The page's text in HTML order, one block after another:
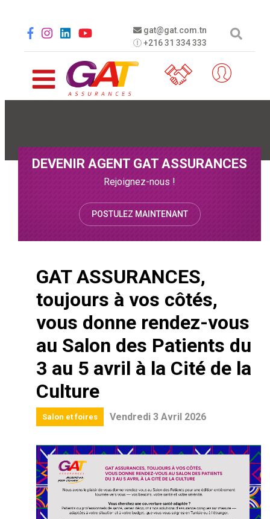
gat@gat.com.tn
+216 31 334 333
Social menu
DEVENIR AGENT GAT ASSURANCES
Rejoignez-nous !
POSTULEZ MAINTENANT
GAT ASSURANCES,
toujours à vos côtés,
vous donne rendez-vous
au Salon des Patients du
3 au 5 avril à la Cité de la
Culture
Salon et foires Vendredi 3 Avril 2026